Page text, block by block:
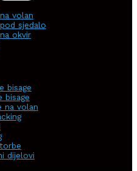
volan
sjedalo
okvir
bisage
bisage
na volan
dijelovi